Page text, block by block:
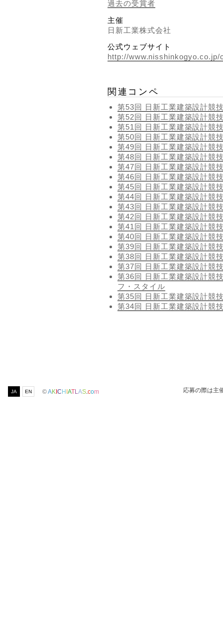
過去の受賞者
主催
日新工業株式会社
公式ウェブサイト
http://www.nisshinkogyo.co.jp/
関連コンペ
第53回 日新工業建築設計競
第52回 日新工業建築設計競
第51回 日新工業建築設計競
第50回 日新工業建築設計競
第49回 日新工業建築設計競
第48回 日新工業建築設計競
第47回 日新工業建築設計競
第46回 日新工業建築設計競
第45回 日新工業建築設計競
第44回 日新工業建築設計競
第43回 日新工業建築設計競
第42回 日新工業建築設計競
第41回 日新工業建築設計競
第40回 日新工業建築設計競
第39回 日新工業建築設計競
第38回 日新工業建築設計競
第37回 日新工業建築設計競
第36回 日新工業建築設計競
フ・スタイル
第35回 日新工業建築設計競
第34回 日新工業建築設計競
JA EN ©AK C H ATLAS.com 応募の際は主